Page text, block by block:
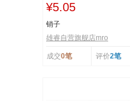
¥5.05
销子
雄睿自营旗舰店mro
成交0笔 评价2笔